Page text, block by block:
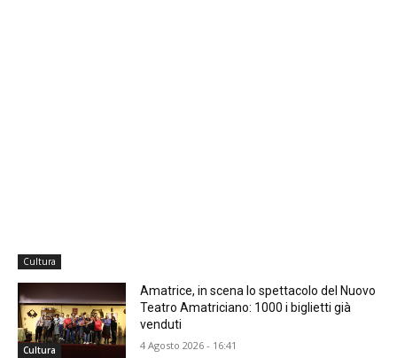
Cultura
Cultura
Amatrice, in scena lo spettacolo del Nuovo
Teatro Amatriciano: 1000 i biglietti già
venduti
4 Agosto 2026 - 16:41